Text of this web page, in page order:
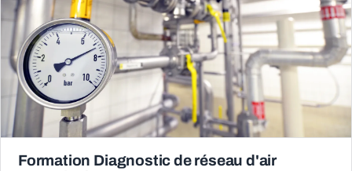
Formation Diagnostic de réseau d'air